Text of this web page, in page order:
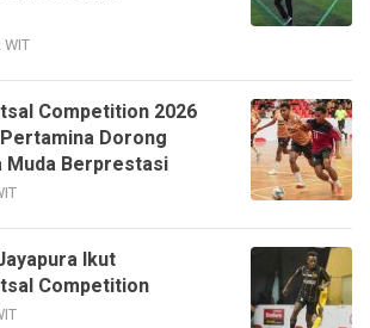
Competition 2026
Dorong
Muda Berprestasi
Ikut
Competition